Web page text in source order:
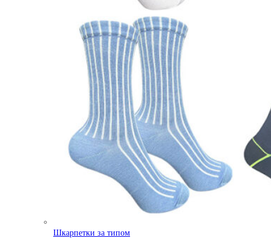
Шкарпетки за типом